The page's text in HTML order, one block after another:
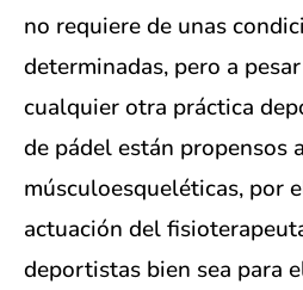
no requiere de unas
determinadas, pero a
cualquier otra práctica
de pádel están propensos
músculoesqueléticas, por
actuación del
deportistas bien sea para